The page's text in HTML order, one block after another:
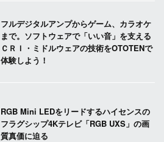
フルデジタルアンプからゲーム、カラオケ
まで。ソフトウェアで「いい音」を支える
ＣＲＩ・ミドルウェアの技術をOTOTENで
体験しよう！
RGB Mini LEDをリードするハイセンスの
フラグシップ4Kテレビ「RGB UXS」の画
質真価に迫る